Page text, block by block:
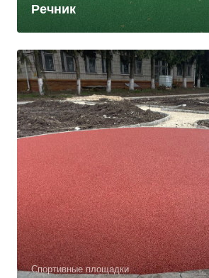
Речник
Спортивные площадки